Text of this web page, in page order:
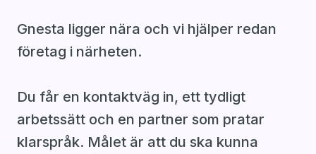
Gnesta ligger nära och vi hjälper redan
företag i närheten.
Du får en kontaktväg in, ett tydligt
arbetssätt och en partner som pratar
klarspråk. Målet är att du ska kunna